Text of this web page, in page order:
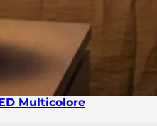
Multicolore